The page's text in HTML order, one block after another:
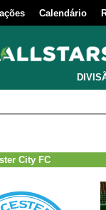
Calendário
City FC